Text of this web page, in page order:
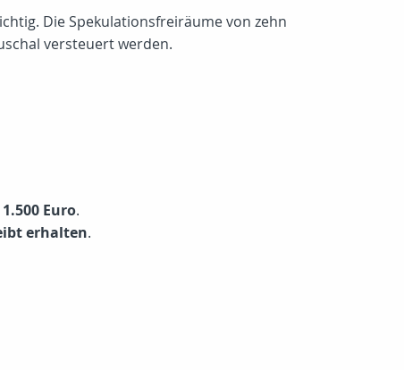
Die Spekulationsfreiräume von zehn
versteuert werden.
Euro.
erhalten.